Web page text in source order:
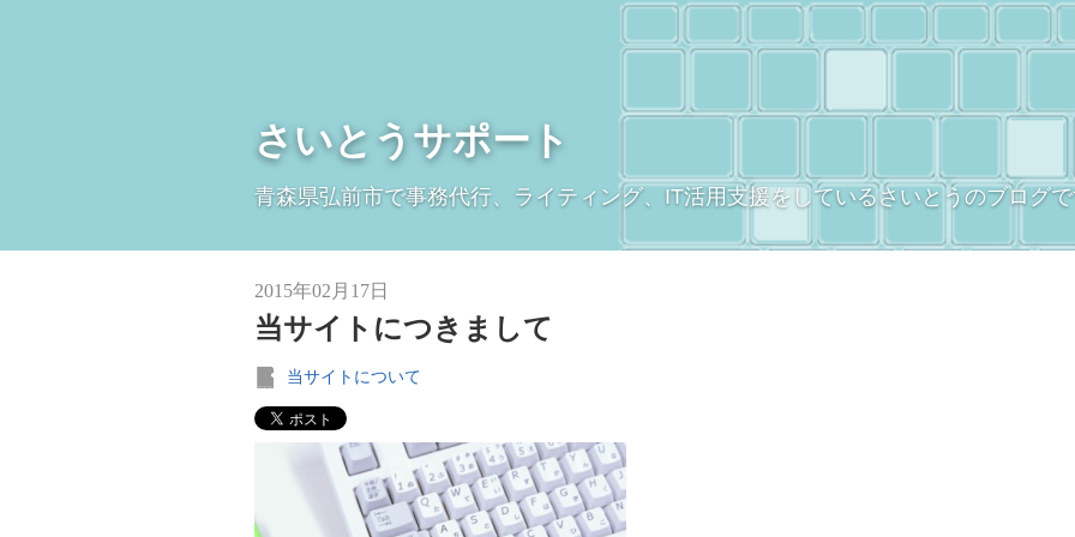
さいとうサポート
青森県弘前市で事務代行、ライティング、IT活用支援をしているさいとうのブログ
2015年02月17日
当サイトにつきまして
当サイトについて